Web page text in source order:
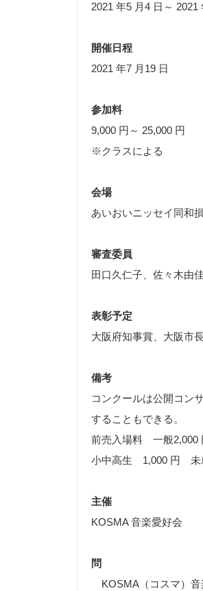
2021 年5 月4 日～ 2021
開催日程
2021 年7 月19 日
参加料
9,000 円～ 25,000 円
※クラスによる
会場
あいおいニッセイ同和
審査委員
田口久仁子、佐々木由
表彰予定
大阪府知事賞、大阪市
備考
コンクールは公開コン
することもできる。
前売入場料 一般
小中高生 1,000 円 未
主催
KOSMA 音楽愛好会
問
KOSMA（コスマ）音